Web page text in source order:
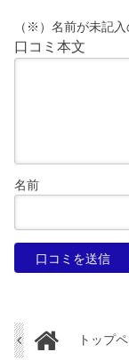
（※）名前が未記入
口コミ本文
名前
トップ